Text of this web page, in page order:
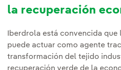
la recuperación
Iberdrola está convencida
puede actuar como agente
transformación del tejido